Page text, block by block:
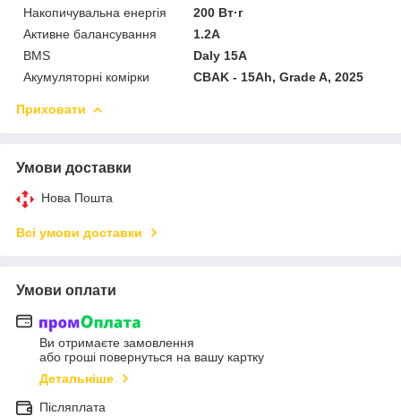
Накопичувальна енергія
200 Вт·г
Активне балансування
1.2А
BMS
Daly 15A
Акумуляторні комірки
CBAK - 15Ah, Grade A, 2025
Приховати
Умови доставки
Нова Пошта
Всі умови доставки
Умови оплати
Ви отримаєте замовлення
або гроші повернуться на вашу картку
Детальніше
Післяплата